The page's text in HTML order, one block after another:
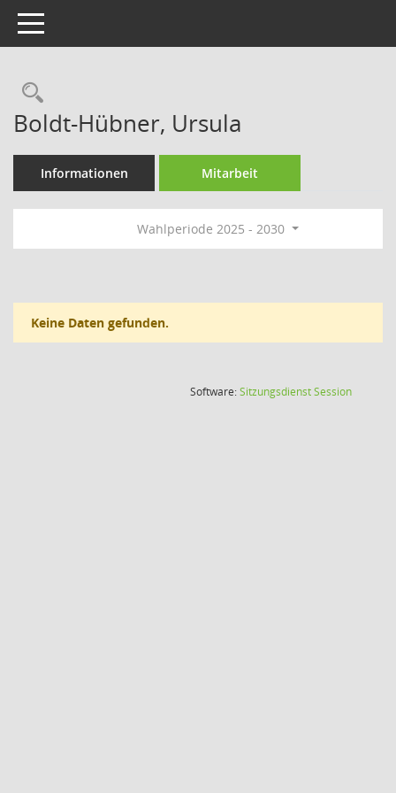
Toggle navigation
Rechercheauswahl
Boldt-Hübner, Ursula
Informationen Mitarbeit
Wahlperiode 2025 - 2030
Keine Daten gefunden.
Software:SitzungsdienstSession(Wird in